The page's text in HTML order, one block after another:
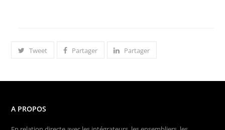
Tweet Partager Partager
A PROPOS